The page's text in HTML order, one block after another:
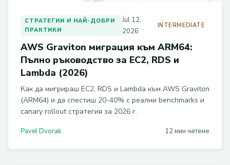
СТРАТЕГИИ И НАЙ-ДОБРИ
ПРАКТИКИ
Jul 12,
2026
INTERMEDIATE
AWS Graviton миграция към ARM64:
Пълно ръководство за EC2, RDS и
Lambda (2026)
Как да мигрираш EC2, RDS и Lambda към AWS Graviton
(ARM64) и да спестиш 20-40% с реални benchmarks и
canary rollout стратегия за 2026 г.
Pavel Dvorak 12 мин четене